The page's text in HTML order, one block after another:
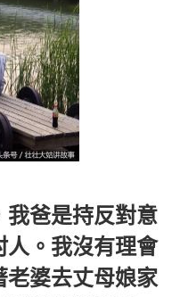
我爸是持反對意
人。我沒有理會
老婆去丈母娘家